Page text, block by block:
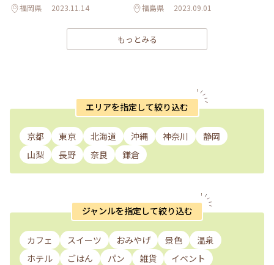
福岡県 2023.11.14 福島県 2023.09.01
もっとみる
エリアを指定して絞り込む
京都 東京 北海道 沖縄 神奈川
静岡
山梨
長野 奈良 鎌倉
ジャンルを指定して絞り込む
カフェ スイーツ おみやげ 景色
温泉
ホテル
ごはん パン 雑貨 イベント